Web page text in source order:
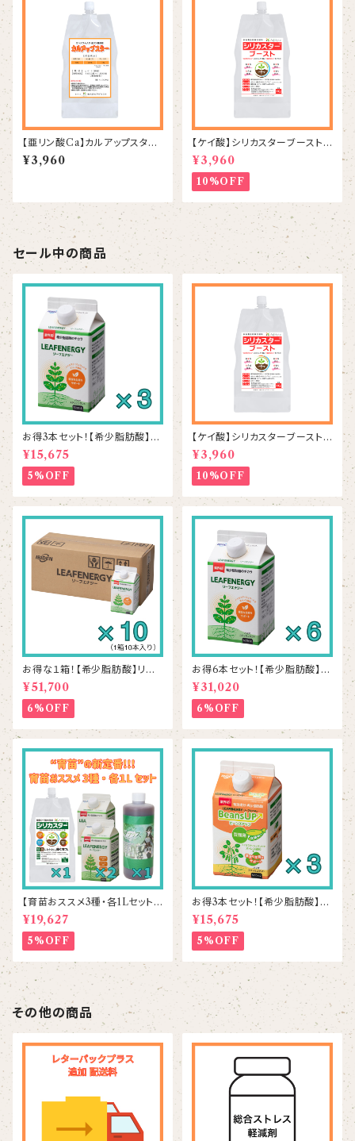
【亜リン酸Ca】カルアップスター
1L
¥3,960
【ケイ酸】シリカスターブースト 1
kg
¥3,960
10%OFF
セール中の商品
お得3本セット！【希少脂肪酸】リ
ーフエナジー 500mL×3本
¥15,675
5%OFF
【ケイ酸】シリカスターブースト 1
kg
¥3,960
10%OFF
お得な１箱！【希少脂肪酸】リー
フエナジー 500mL×10本
¥51,700
6%OFF
お得6本セット！【希少脂肪酸】リ
ーフエナジー 500mL×6本
¥31,020
6%OFF
【育苗おススメ3種・各1Lセット】
シリカスター1本＆リーフエナジ
ー2本＆ラプラス1本
¥19,627
5%OFF
お得3本セット！【希少脂肪酸】ビ
ーンズアップ 500mL×3本
¥15,675
5%OFF
その他の商品